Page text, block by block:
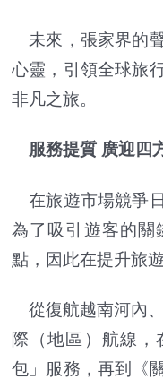
未來，張家界的
心靈，引領全球旅
非凡之旅。
服務提質 廣迎四
在旅遊市場競爭
為了吸引遊客的關
點，因此在提升旅
從復航越南河內
際（地區）航線
包」服務，再到《